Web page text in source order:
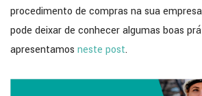
procedimento de compras na sua
pode deixar de conhecer algumas boas
apresentamos neste post.